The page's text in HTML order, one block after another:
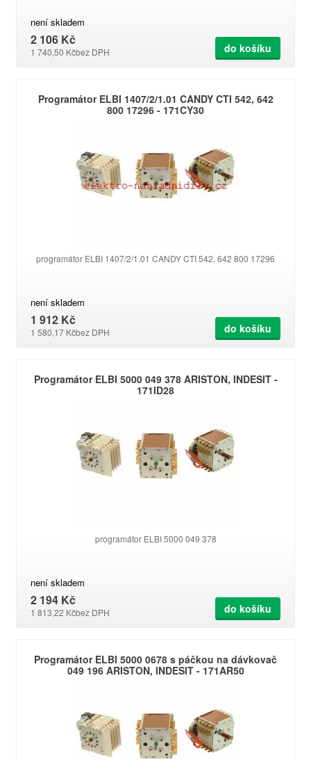
není skladem
2 106 Kč
1 740,50 Kčbez DPH do košíku
Programátor ELBI 1407/2/1.01 CANDY CTI 542, 642
800 17296 - 171CY30
programátor ELBI 1407/2/1.01 CANDY CTI 542, 642 800 17296
není skladem
1 912 Kč
1 580,17 Kčbez DPH do košíku
Programátor ELBI 5000 049 378 ARISTON, INDESIT -
171ID28
programátor ELBI 5000 049 378
není skladem
2 194 Kč
1 813,22 Kčbez DPH do košíku
Programátor ELBI 5000 0678 s páčkou na dávkovač
049 196 ARISTON, INDESIT - 171AR50